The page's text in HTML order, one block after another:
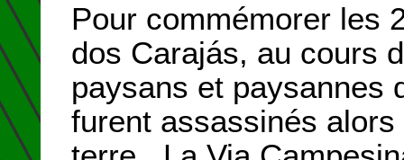
Pour commémorer les
dos Carajás, au cours
paysans et paysannes
furent assassinés alors